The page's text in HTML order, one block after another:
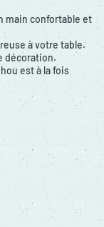
main confortable et
à votre table.
décoration.
est à la fois